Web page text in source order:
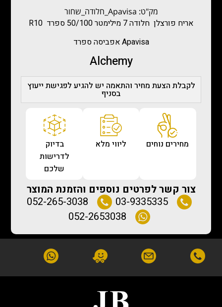
מק"ט: Apavisa_חלודה_שחור
אריח פורצלן חלודה 7 מילימטר 50/100 ספרד R10
אפביסה ספרד Apavisa
Alchemy
לקבלת הצעת מחיר והתאמה יש להגיע לפגישת ייעוץ
בסניף
מחירים נוחים ליווי מלא
בדיוק
לדרישות
שלכם
צור קשר לפרטים נוספים והזמנת המוצר
03-9335335
052-265-3038
052-2653038